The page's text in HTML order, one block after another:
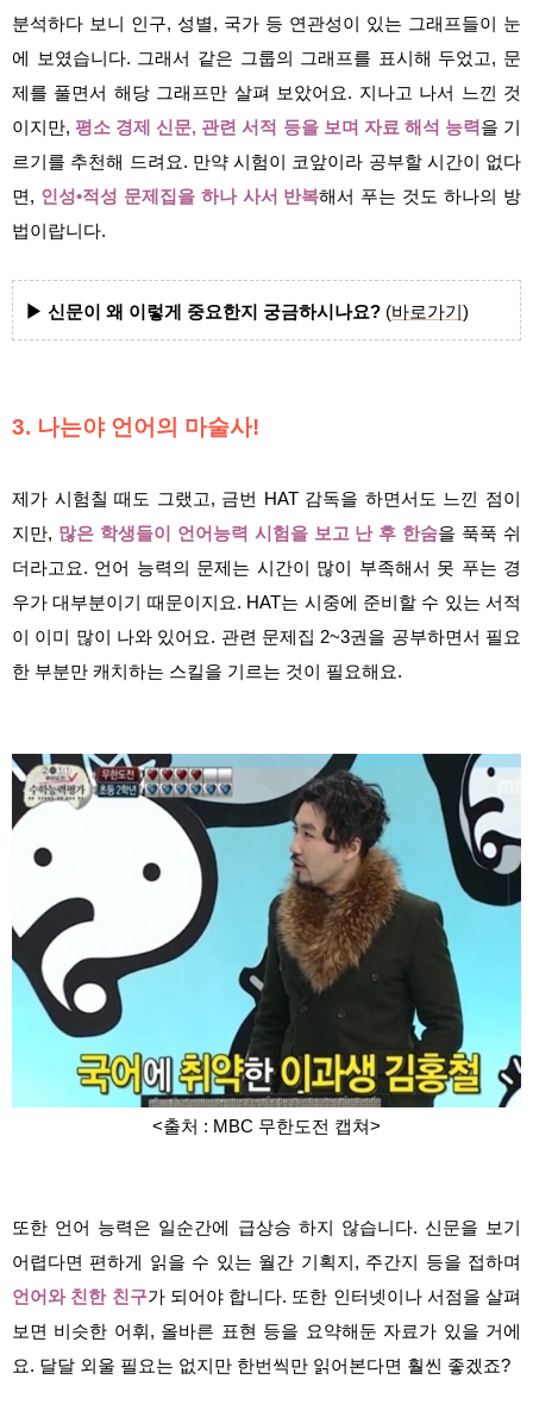
분석하다 보니 인구, 성별, 국가 등 연관성이 있는 그래프들이 눈
에 보였습니다. 그래서 같은 그룹의 그래프를 표시해 두었고, 문
제를 풀면서 해당 그래프만 살펴 보았어요. 지나고 나서 느낀 것
이지만,평소 경제 신문, 관련 서적 등을 보며 자료 해석 능력 을 기
르기를 추천해 드려요. 만약 시험이 코앞이라 공부할 시간이 없다
면, 인성•적성 문제집을 하나 사서 반복해서 푸는 것도 하나의 방
법이랍니다.
▶ 신문이 왜 이렇게 중요한지 궁금하시나요? (바로가기 )
3. 나는야 언어의 마술사!
제가 시험칠 때도 그랬고, 금번 HAT 감독을 하면서도 느낀 점이
지만, 많은 학생들이 언어능력 시험을 보고 난 후 한숨을 푹푹 쉬
더라고요. 언어 능력의 문제는 시간이 많이 부족해서 못 푸는 경
우가 대부분이기 때문이지요. HAT는 시중에 준비할 수 있는 서적
이 이미 많이 나와 있어요. 관련 문제집 2~3권을 공부하면서 필요
한 부분만 캐치하는 스킬을 기르는 것이 필요해요.
<출처 : MBC 무한도전 캡쳐>
또한 언어 능력은 일순간에 급상승 하지 않습니다. 신문을 보기
어렵다면 편하게 읽을 수 있는 월간 기획지, 주간지 등을 접하며
언어와 친한 친구가 되어야 합니다. 또한 인터넷이나 서점을 살펴
보면 비슷한 어휘, 올바른 표현 등을 요약해둔 자료가 있을 거에
요. 달달 외울 필요는 없지만 한번씩만 읽어본다면 훨씬 좋겠죠?